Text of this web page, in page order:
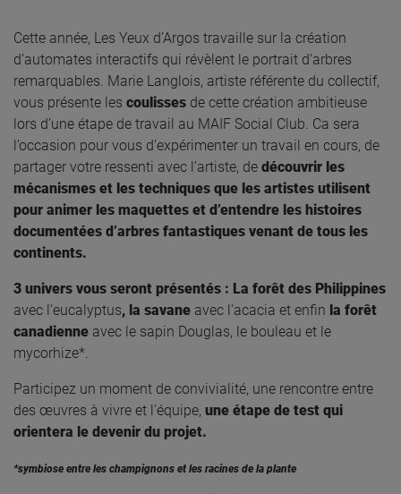
Cette année, Les Yeux d’Argos travaille sur la création
d’automates interactifs qui révèlent le portrait d’arbres
remarquables. Marie Langlois, artiste référente du collectif,
vous présente les coulisses de cette création ambitieuse
lors d’une étape de travail au MAIF Social Club. Ca sera
l’occasion pour vous d’expérimenter un travail en cours, de
partager votre ressenti avec l’artiste, de découvrir les
mécanismes et les techniques que les artistes utilisent
pour animer les maquettes et d’entendre les histoires
documentées d’arbres fantastiques venant de tous les
continents.
3 univers vous seront présentés : La forêt des Philippines
avec l’eucalyptus, la savane avec l’acacia et enfin la forêt
canadienne avec le sapin Douglas, le bouleau et le
mycorhize*.
Participez un moment de convivialité, une rencontre entre
des œuvres à vivre et l’équipe, une étape de test qui
orientera le devenir du projet.
*symbiose entre les champignons et les racines de la plante